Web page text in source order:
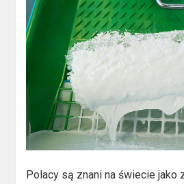
Polacy są znani na świecie jako